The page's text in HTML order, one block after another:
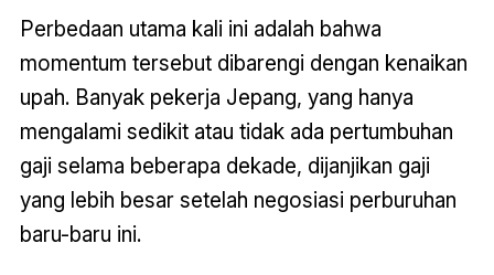
Perbedaan utama kali ini adalah bahwa
momentum tersebut dibarengi dengan kenaikan
upah. Banyak pekerja Jepang, yang hanya
mengalami sedikit atau tidak ada pertumbuhan
gaji selama beberapa dekade, dijanjikan gaji
yang lebih besar setelah negosiasi perburuhan
baru-baru ini.